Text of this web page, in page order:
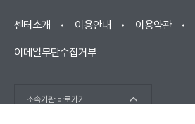
센터소개 이용안내 이용약관
이메일무단수집거부
소속기관 바로가기